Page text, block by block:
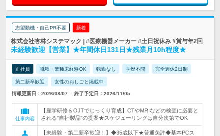
志望動機・自己PR不要 新着
株式会社杏林システマック | #医療機器メーカー #土日祝休み #賞与年2回
未経験歓迎【営業】★年間休日131日★残業月10h程度★
正社員 職種・業種未経験OK 転勤なし 学歴不問 完全週休2日制
第二新卒歓迎 女性のおしごと掲載中
情報更新日：2026/08/07 終了予定日：2026/11/05
仕事内容
【座学研修＆OJTでじっくり育成】CTやMRIなどの検査に必要と
される"自社製品"の提案★スケジューリングは自分次第でOK
【未経験・第二新卒歓迎！】◆35歳以下★普通免許◆基本PCス